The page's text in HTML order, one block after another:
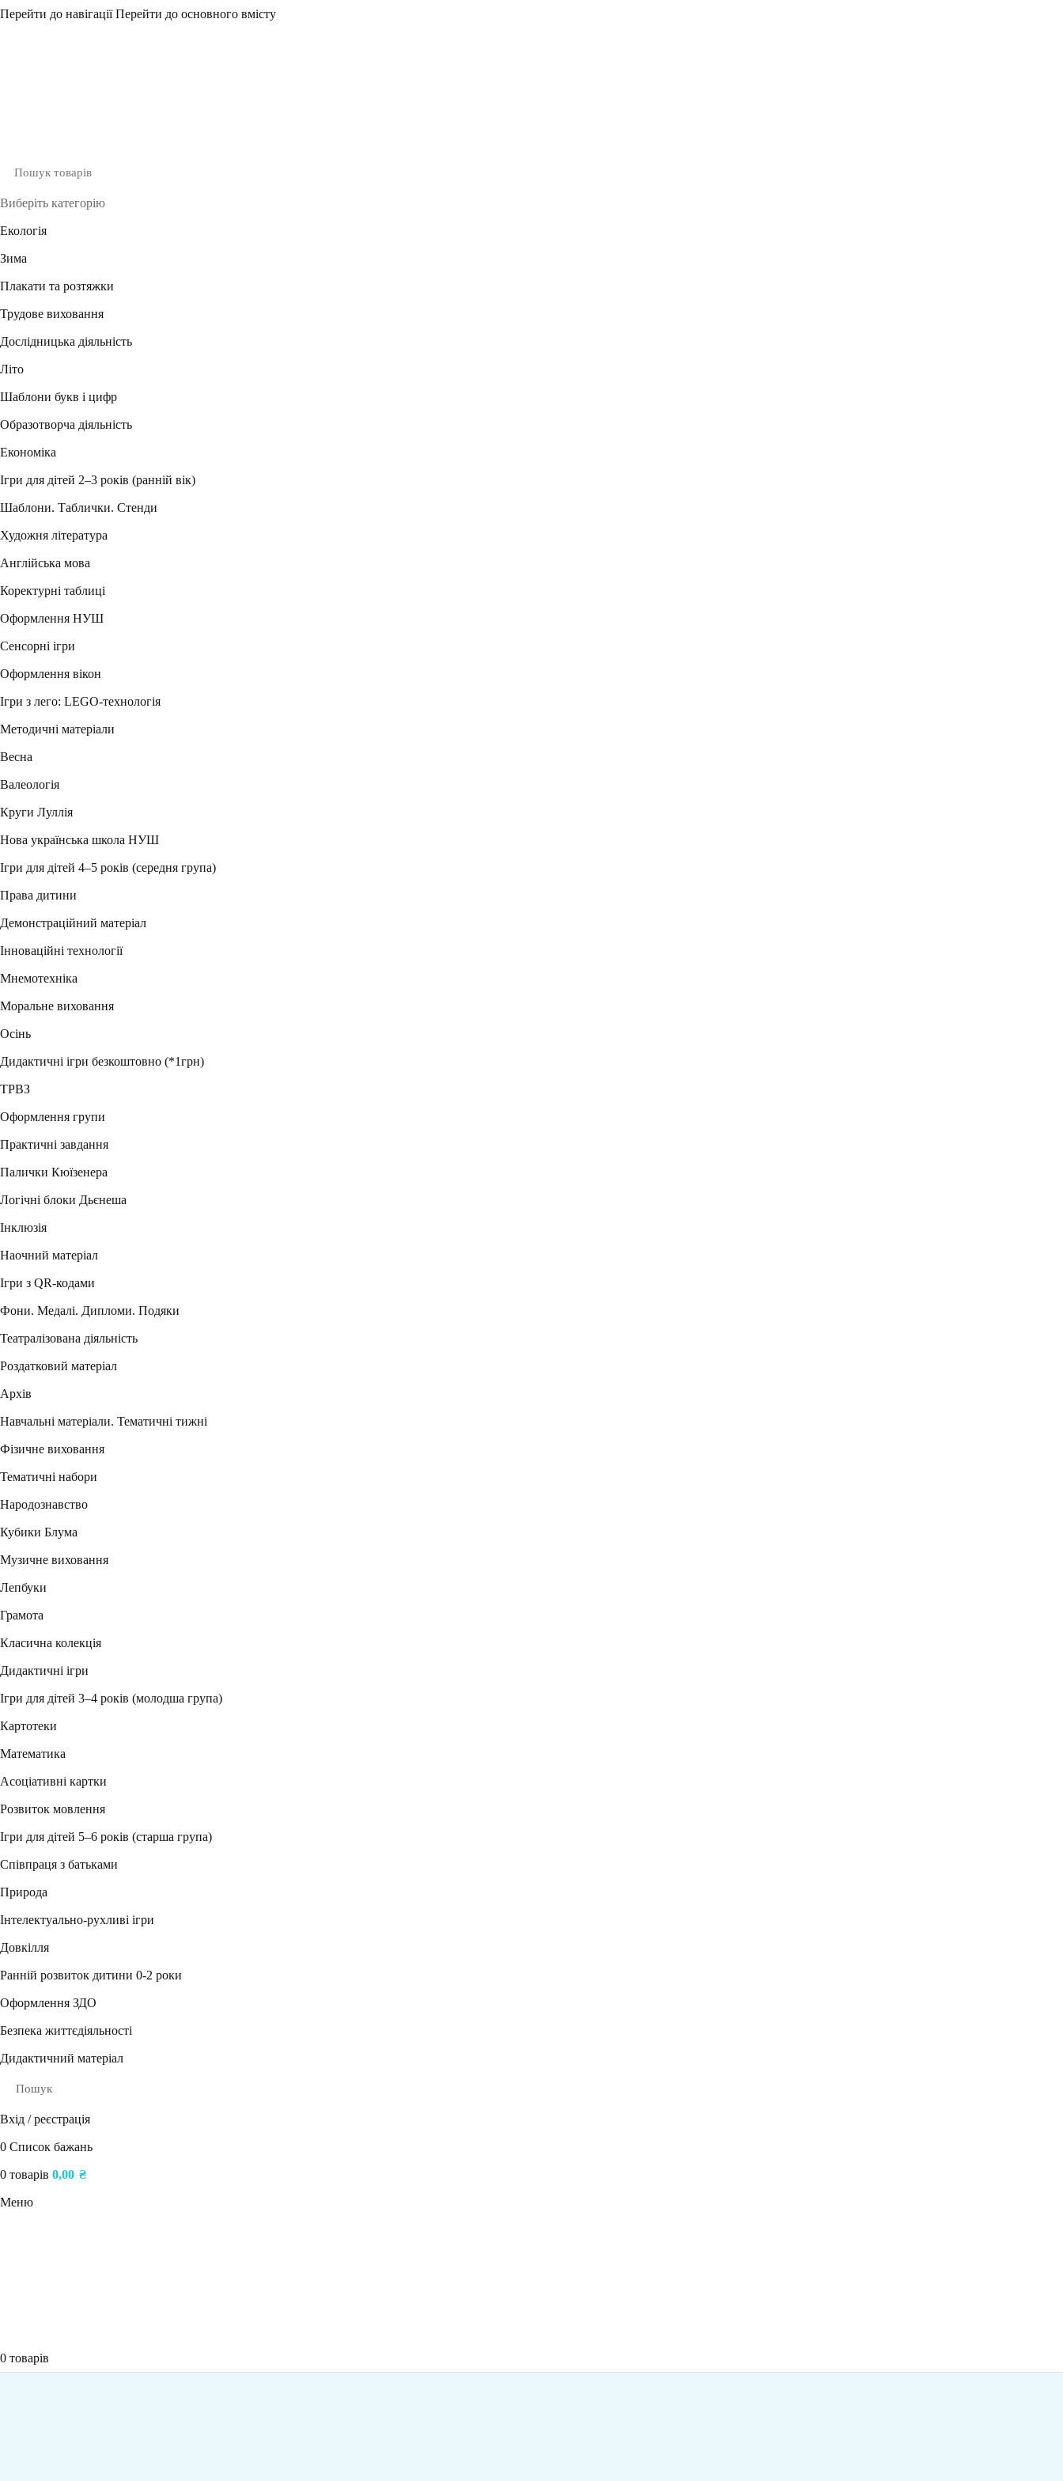
Перейти до навігаціїПерейти до основного вмісту
Виберіть категорію
Екологія
Зима
Плакати та розтяжки
Трудове виховання
Дослідницька діяльність
Літо
Шаблони букв і цифр
Образотворча діяльність
Економіка
Ігри для дітей 2–3 років (ранній вік)
Шаблони. Таблички. Стенди
Художня література
Англійська мова
Коректурні таблиці
Оформлення НУШ
Сенсорні ігри
Оформлення вікон
Ігри з лего: LEGO-технологія
Методичні матеріали
Весна
Валеологія
Круги Луллія
Нова українська школа НУШ
Ігри для дітей 4–5 років (середня група)
Права дитини
Демонстраційний матеріал
Інноваційні технології
Мнемотехніка
Моральне виховання
Осінь
Дидактичні ігри безкоштовно (*1грн)
ТРВЗ
Оформлення групи
Практичні завдання
Палички Кюїзенера
Логічні блоки Дьєнеша
Інклюзія
Наочний матеріал
Ігри з QR-кодами
Фони. Медалі. Дипломи. Подяки
Театралізована діяльність
Роздатковий матеріал
Архів
Навчальні матеріали. Тематичні тижні
Фізичне виховання
Тематичні набори
Народознавство
Кубики Блума
Музичне виховання
Лепбуки
Грамота
Класична колекція
Дидактичні ігри
Ігри для дітей 3–4 років (молодша група)
Картотеки
Математика
Асоціативні картки
Розвиток мовлення
Ігри для дітей 5–6 років (старша група)
Співпраця з батьками
Природа
Інтелектуально-рухливі ігри
Довкілля
Ранній розвиток дитини 0-2 роки
Оформлення ЗДО
Безпека життєдіяльності
Дидактичний матеріал
Пошук
Вхід / реєстрація
0 Список бажань
0 товарів 0,00 ₴
Меню
0 товарів